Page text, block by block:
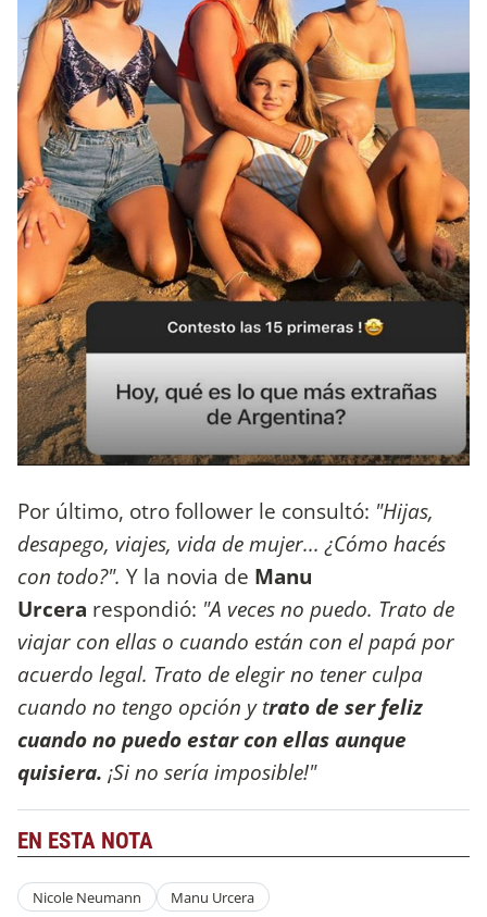
Por último, otro follower le consultó: "Hijas,
desapego, viajes, vida de mujer... ¿Cómo hacés
con todo?". Y la novia de Manu
Urcera respondió: "A veces no puedo. Trato de
viajar con ellas o cuando están con el papá por
acuerdo legal. Trato de elegir no tener culpa
cuando no tengo opción y trato de ser feliz
cuando no puedo estar con ellas aunque
quisiera. ¡Si no sería imposible!"
EN ESTA NOTA
Nicole Neumann Manu Urcera